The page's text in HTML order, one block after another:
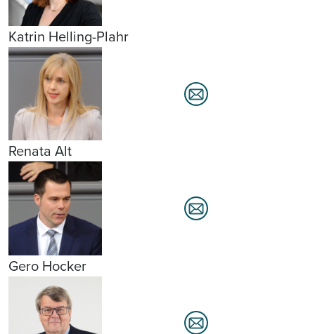
Katrin Helling-Plahr
Renata Alt
Gero Hocker